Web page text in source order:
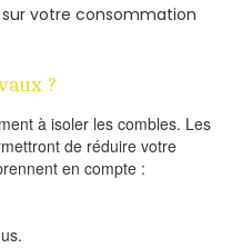
votre consommation
?
à isoler les combles. Les
de réduire votre
en compte :